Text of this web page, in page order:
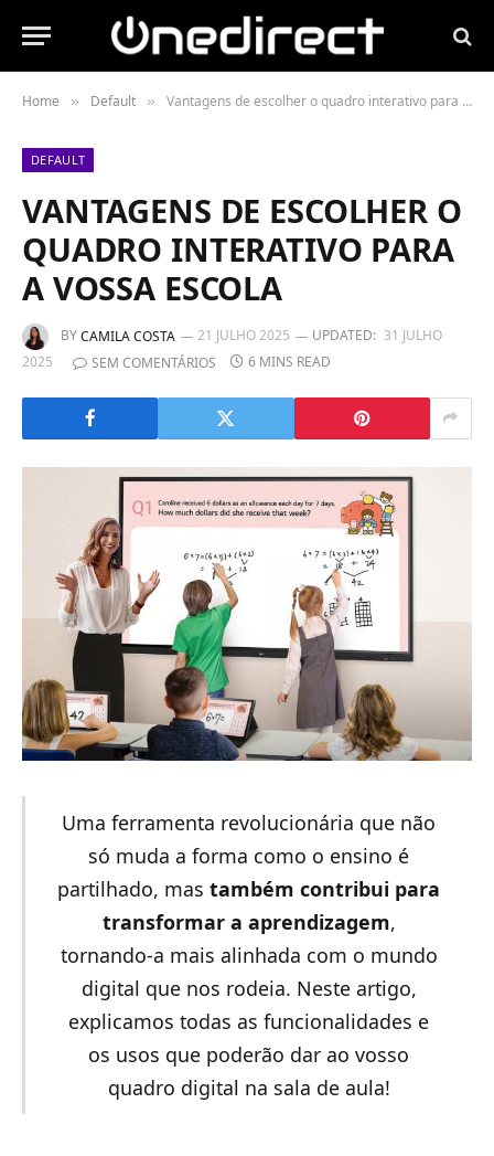
Home » Default » Vantagens de escolher o quadro interativo para a vossa escola
DEFAULT
VANTAGENS DE ESCOLHER O
QUADRO INTERATIVO PARA
A VOSSA ESCOLA
BYCAMILA COSTA 21 JULHO 2025 UPDATED: 31 JULHO
2025
SEM COMENTÁRIOS 6 MINS READ
Uma ferramenta revolucionária que não
só muda a forma como o ensino é
partilhado, mas também contribui para
transformar a aprendizagem,
tornando-a mais alinhada com o mundo
digital que nos rodeia. Neste artigo,
explicamos todas as funcionalidades e
os usos que poderão dar ao vosso
quadro digital na sala de aula!